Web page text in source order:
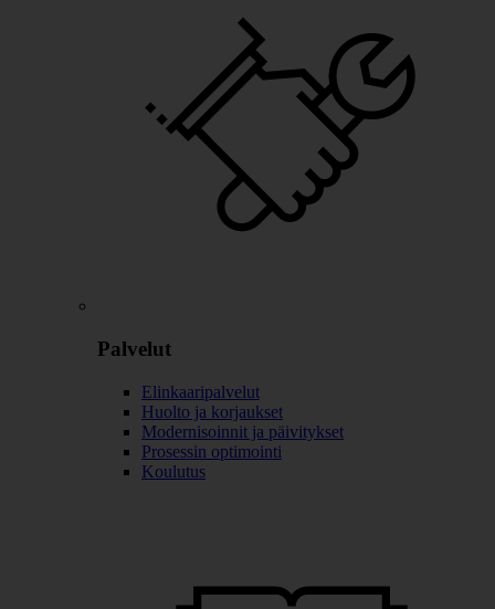
Palvelut
Elinkaaripalvelut
Huolto ja korjaukset
Modernisoinnit ja päivitykset
Prosessin optimointi
Koulutus